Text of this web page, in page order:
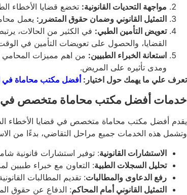
مواجهة التحديات القانونية: تخضع قضايا الأخطاء
التمثيل القانوني وضمان حقوق المتضرر: يعمل
تعويض التأمين الطبي: في الكثير من الحالات،
القضايا، والحصول على تعويضات التأمين في
استعانة الخبراء الطبيين: من اهم مميزات المحامي
ومدى تأثيره على المريض.
تعرف علي ما يهمك حول اختيار:أفضل مكتب محاماة في
خدمات أفضل مكتب محاماة متخصص في
يقدم أفضل مكتب محاماة متخصص في قضايا الأخطاء
وتشمل هذه الخدمات جميع مراحل التقاضي، بدءًا من
الاستشارات القانونية: توفير استشارات قانونية
تحليل السجلات الطبية: التعاون مع خبراء طبيين
رفع الدعاوى والمطالبات: تقديم المطالبات
التمثيل القانوني أمام المحاكم: الدفاع عن حقوق